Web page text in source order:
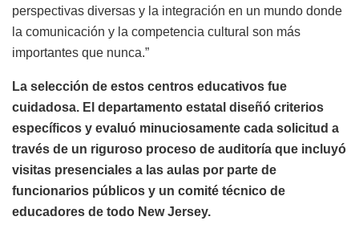
perspectivas diversas y la integración en un mundo donde
la comunicación y la competencia cultural son más
importantes que nunca.”
La selección de estos centros educativos fue
cuidadosa. El departamento estatal diseñó criterios
específicos y evaluó minuciosamente cada solicitud a
través de un riguroso proceso de auditoría que incluyó
visitas presenciales a las aulas por parte de
funcionarios públicos y un comité técnico de
educadores de todo New Jersey.